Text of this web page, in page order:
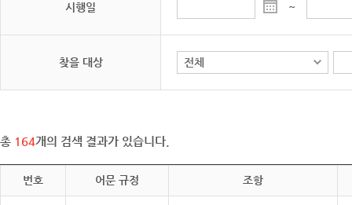
시행일 ~
찾을 대상
총 164개의 검색 결과가 있습니다.
번호 어문 규정 조항